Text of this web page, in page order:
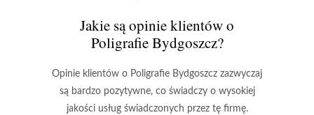
Jakie są opinie klientów o
Poligrafie Bydgoszcz?
Opinie klientów o Poligrafie Bydgoszcz zazwyczaj
są bardzo pozytywne, co świadczy o wysokiej
jakości usług świadczonych przez tę firmę.